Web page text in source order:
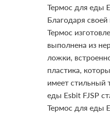
Термос для еды
Благодаря
Термос
выполнена из
ложки,
пластика,
имеет стильный
еды Esbit FJSP
Термос для еды